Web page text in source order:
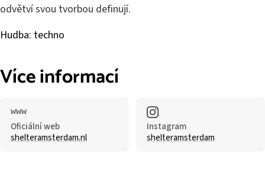
odvětví svou tvorbou definují.
Hudba: techno
Více informací
Oficiální web
shelteramsterdam.nl
Instagram
shelteramsterdam